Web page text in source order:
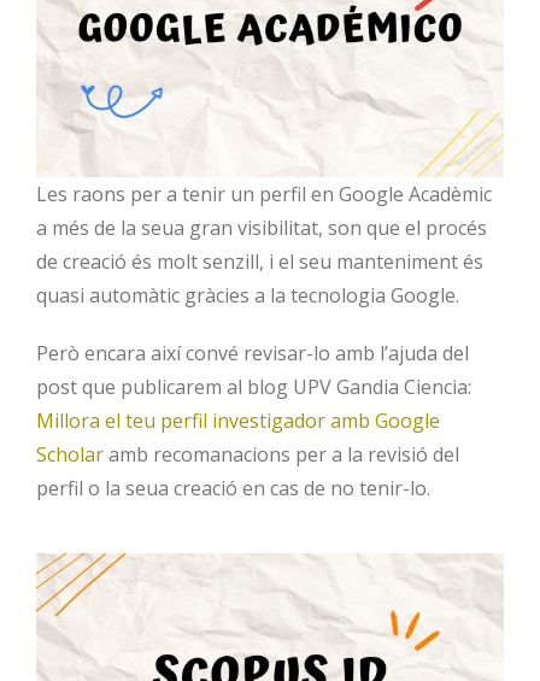
Les raons per a tenir un perfil en Google Acadèmic
a més de la seua gran visibilitat, son que el procés
de creació és molt senzill, i el seu manteniment és
quasi automàtic gràcies a la tecnologia Google.
Però encara així convé revisar-lo amb l’ajuda del
post que publicarem al blog UPV Gandia Ciencia:
Millora el teu perfil investigador amb Google
Scholaramb recomanacions per a la revisió del
perfil o la seua creació en cas de no tenir-lo.